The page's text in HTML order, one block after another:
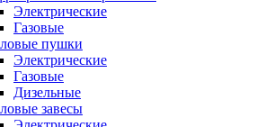
Электрические
Газовые
пушки
Электрические
Газовые
Дизельные
завесы